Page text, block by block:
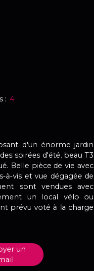
: 4
d'un énorme jardin
soirées d'été, beau T3
Belle pièce de vie avec
à-vis et vue dégagée de
sont vendues avec
un local vélo ou
prévu voté à la charge
un